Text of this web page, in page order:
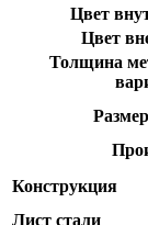
Цвет
Цвет
Толщина
Конструкция
Лист стали